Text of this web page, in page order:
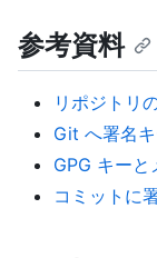
参考資料
リポジトリ
Git へ署名
GPG キーと
コミットに